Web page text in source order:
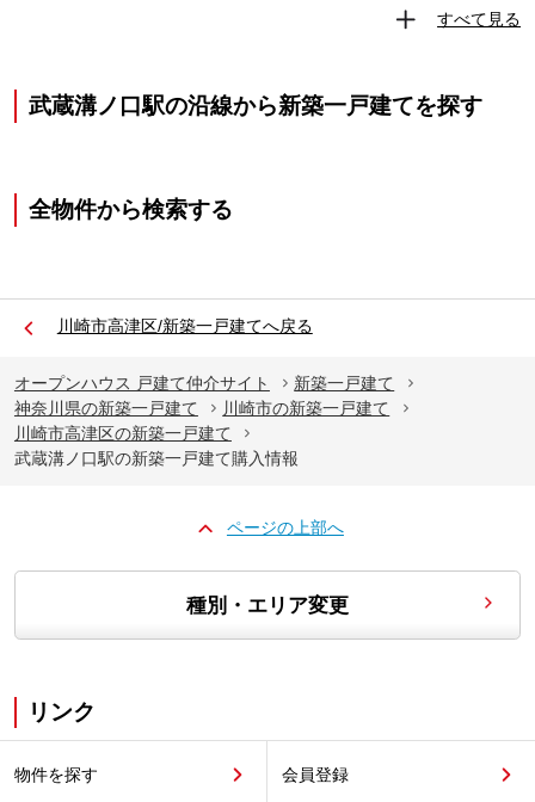
すべて見る
武蔵溝ノ口駅の沿線から新築一戸建てを探す
全物件から検索する
川崎市高津区/新築一戸建てへ戻る
オープンハウス 戸建て仲介サイト
新築一戸建て
神奈川県の新築一戸建て
川崎市の新築一戸建て
川崎市高津区の新築一戸建て
武蔵溝ノ口駅の新築一戸建て購入情報
ページの上部へ
種別・エリア変更
リンク
物件を探す 会員登録